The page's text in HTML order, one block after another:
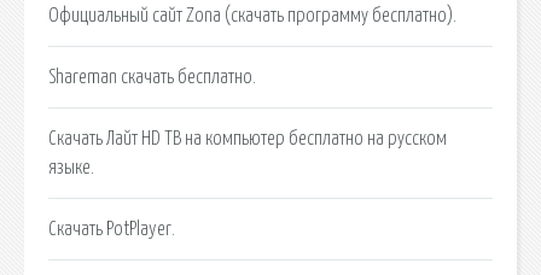
Официальный сайт Zona (скачать программу бесплатно).
Shareman скачать бесплатно.
Скачать Лайт HD ТВ на компьютер бесплатно на русском
языке.
Скачать PotPlayer.